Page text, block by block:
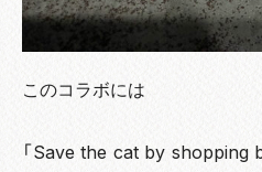
このコラボには
「Save the cat by shopping